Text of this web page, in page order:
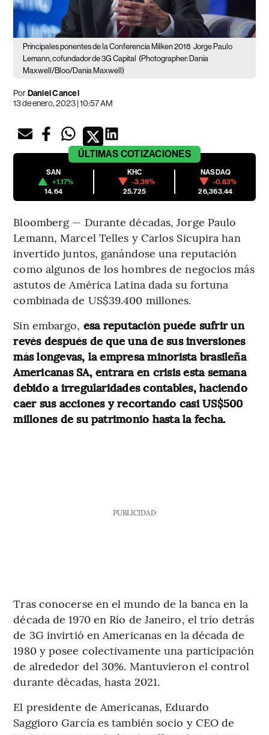
Principales ponentes de la Conferencia Milken 2018 Jorge Paulo
Lemann, cofundador de 3G Capital (Photographer: Dania
Maxwell/Bloo/Dania Maxwell)
PorDaniel Cancel
13 de enero, 2023 | 10:57 AM
ÚLTIMAS COTIZACIONES
SAN
+1.17%
14.64
KHC
-3.36%
25.725
NASDAQ
-0.83%
26,363.44
Bloomberg — Durante décadas, Jorge Paulo
Lemann, Marcel Telles y Carlos Sicupira han
invertido juntos, ganándose una reputación
como algunos de los hombres de negocios más
astutos de América Latina dada su fortuna
combinada de US$39.400 millones.
Sin embargo, esa reputación puede sufrir un
revés después de que una de sus inversiones
más longevas, la empresa minorista brasileña
Americanas SA, entrara en crisis esta semana
debido a irregularidades contables, haciendo
caer sus acciones y recortando casi US$500
millones de su patrimonio hasta la fecha.
PUBLICIDAD
Tras conocerse en el mundo de la banca en la
década de 1970 en Río de Janeiro, el trío detrás
de 3G invirtió en Americanas en la década de
1980 y posee colectivamente una participación
de alrededor del 30%. Mantuvieron el control
durante décadas, hasta 2021.
El presidente de Americanas, Eduardo
Saggioro García es también socio y CEO de